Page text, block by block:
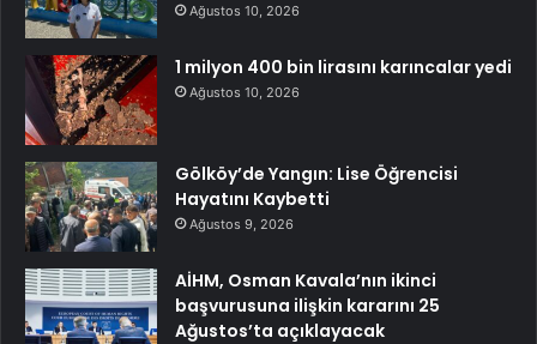
Ağustos 10, 2026
1 milyon 400 bin lirasını karıncalar yedi
Ağustos 10, 2026
Gölköy’de Yangın: Lise Öğrencisi
Hayatını Kaybetti
Ağustos 9, 2026
AİHM, Osman Kavala’nın ikinci
başvurusuna ilişkin kararını 25
Ağustos’ta açıklayacak